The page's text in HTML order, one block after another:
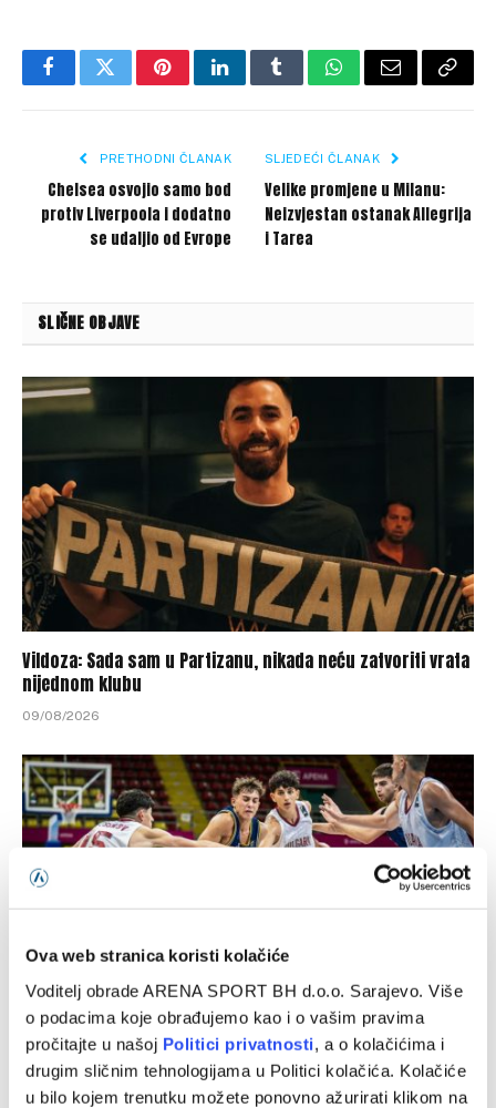
Ova web stranica koristi kolačiće
Voditelj obrade ARENA SPORT BH d.o.o. Sarajevo. Više
o podacima koje obrađujemo kao i o vašim pravima
pročitajte u našoj Politici privatnosti, a o kolačićima i
drugim sličnim tehnologijama u Politici kolačića. Kolačiće
u bilo kojem trenutku možete ponovno ažurirati klikom na
FacebookTwitterPinterestLinkedInTumblrWhatsApp
Email Copy
PRETHODNI ČLANAK
Chelsea osvojio samo bod
protiv Liverpoola i dodatno
se udaljio od Evrope
SLJEDEĆI ČLANAK
Velike promjene u Milanu:
Neizvjestan ostanak Allegrija
i Tarea
SLIČNE OBJAVE
Vildoza: Sada sam u Partizanu, nikada neću zatvoriti vrata
nijednom klubu
09/08/2026
Kadetska reprezentacija BiH savladala Bugarsku
08/08/2026